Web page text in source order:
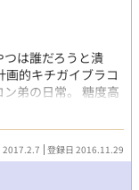
は誰だろうと潰
画的キチガイブラコ
弟の日常。 糖度高
ります。 突然濡れ
ださい。
2017.2.7 登録日 2016.11.29